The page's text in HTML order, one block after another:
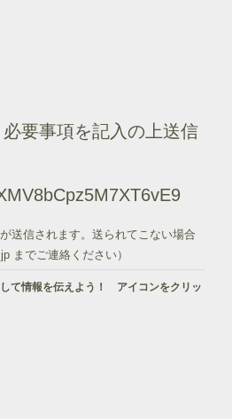
要事項を記入の上送信
送信されます。送られてこない場合
までご連絡ください）
て情報を伝えよう！ アイコンをクリッ